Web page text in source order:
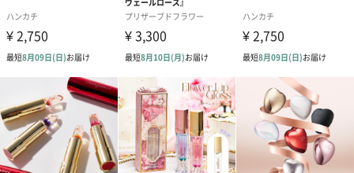
紅茶・コーヒー・スイーツ
への＋αにおすすめです。